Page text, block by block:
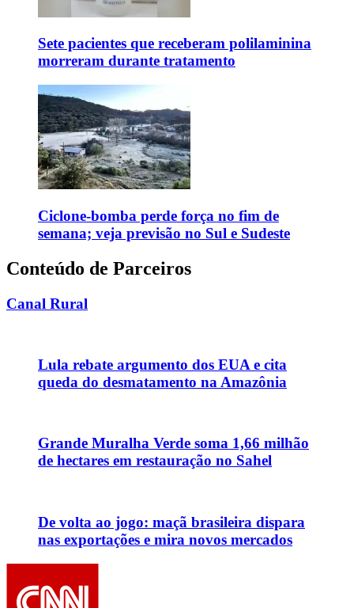
Sete pacientes que receberam polilaminina
morreram durante tratamento
Ciclone-bomba perde força no fim de
semana; veja previsão no Sul e Sudeste
Conteúdo de Parceiros
Canal Rural
Lula rebate argumento dos EUA e cita
queda do desmatamento na Amazônia
Grande Muralha Verde soma 1,66 milhão
de hectares em restauração no Sahel
De volta ao jogo: maçã brasileira dispara
nas exportações e mira novos mercados